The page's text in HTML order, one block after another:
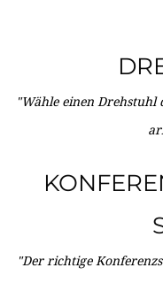
"Wähle einen
"Der richtige